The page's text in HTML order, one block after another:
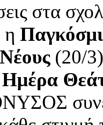
στα
η
(20/3)